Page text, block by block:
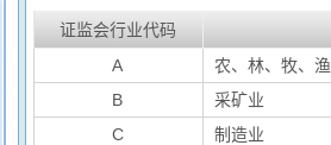
证监会行业代码
A
农、林、牧、
B
采矿业
C
制造业